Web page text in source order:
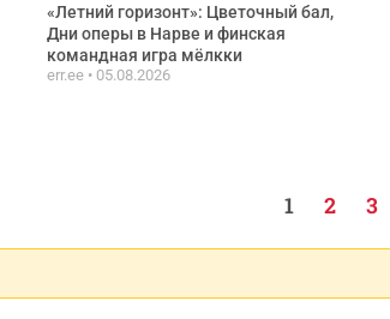
«Летний горизонт»: Цветочный бал,
Дни оперы в Нарве и финская
командная игра мёлкки
err.ee 05.08.2026
1 2 3